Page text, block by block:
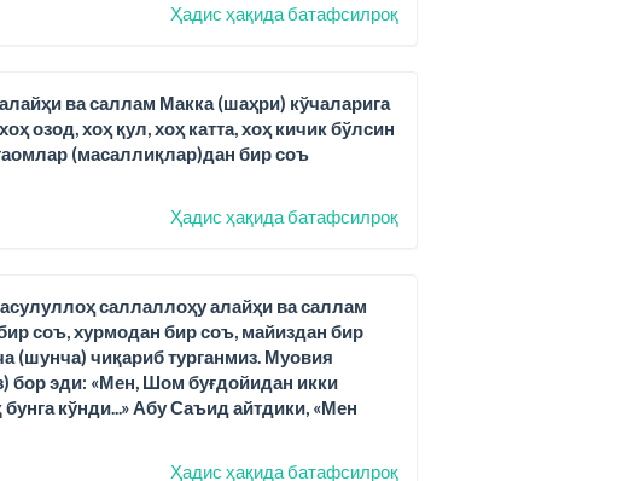
Ҳадис ҳақида батафсилроқ
ва саллам Макка (шаҳри) кўчаларига
озод, хоҳ қул, хоҳ катта, хоҳ кичик бўлсин
(масаллиқлар)дан бир соъ
Ҳадис ҳақида батафсилроқ
саллаллоҳу алайҳи ва саллам
соъ, хурмодан бир соъ, майиздан бир
(шунча) чиқариб турганмиз. Муовия
бор эди: «Мен, Шом буғдойидан икки
кўнди...» Абу Саъид айтдики, «Мен
Ҳадис ҳақида батафсилроқ